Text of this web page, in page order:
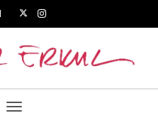
Toggle